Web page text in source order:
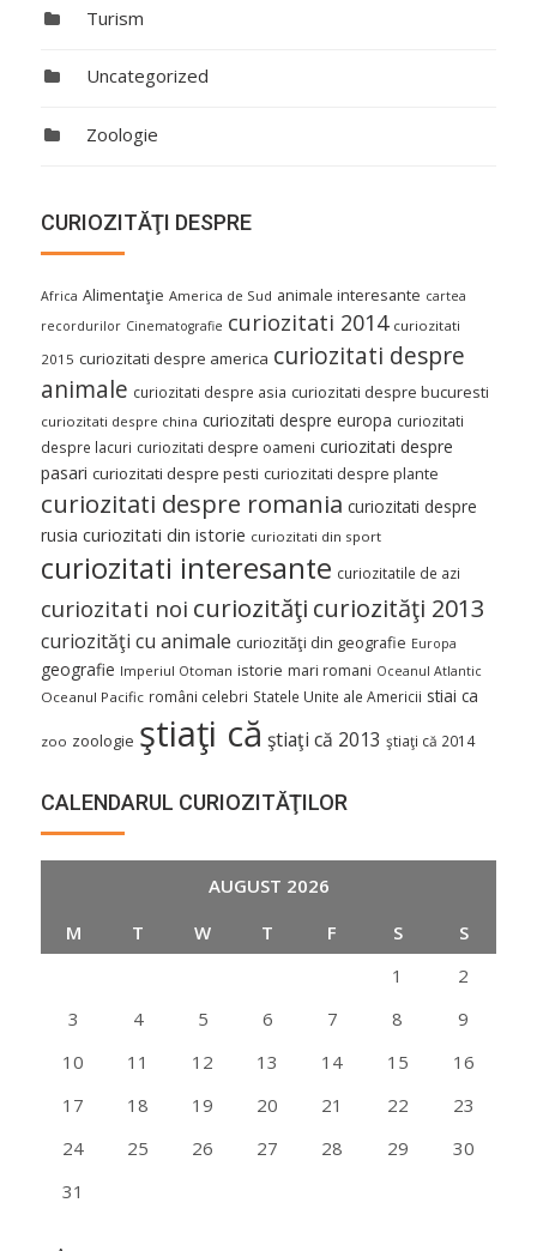
Turism
Uncategorized
Zoologie
CURIOZITĂŢI DESPRE
Africa Alimentaţie America de Sud animale interesante cartea
recordurilor Cinematografie curiozitati 2014 curiozitati
2015 curiozitati despre america curiozitati despre
animale curiozitati despre asia curiozitati despre bucuresti
curiozitati despre china curiozitati despre europa curiozitati
despre lacuri curiozitati despre oameni curiozitati despre
pasari curiozitati despre pesti curiozitati despre plante
curiozitati despre romania curiozitati despre
rusia curiozitati din istorie curiozitati din sport
curiozitati interesante curiozitatile de azi
curiozitati noi curiozităţi curiozităţi 2013
curiozităţi cu animale curiozităţi din geografie Europa
geografie Imperiul Otoman istorie mari romani Oceanul Atlantic
Oceanul Pacific români celebri Statele Unite ale Americii stiai ca
zoo zoologie ştiaţi că ştiaţi că 2013 ştiaţi că 2014
CALENDARUL CURIOZITĂŢILOR
AUGUST 2026
M
T W T F S
S
1
2
3
4 5 6 7 8
9
10
11 12 13 14 15
16
17
18 19 20 21 22
23
24
25 26 27 28 29
30
31